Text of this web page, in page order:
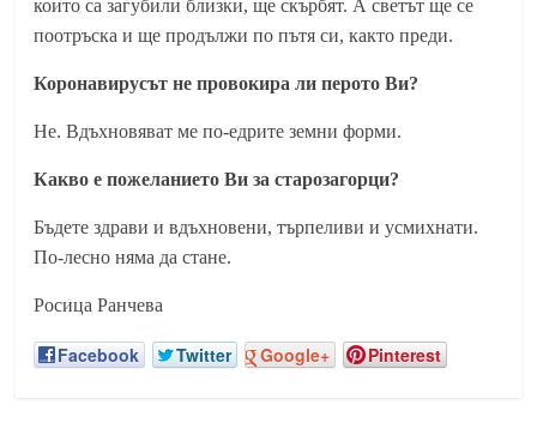
които са загубили близки, ще скърбят. А светът ще се
поотръска и ще продължи по пътя си, както преди.
Коронавирусът не провокира ли перото Ви?
Не. Вдъхновяват ме по-едрите земни форми.
Какво е пожеланието Ви за старозагорци?
Бъдете здрави и вдъхновени, търпеливи и усмихнати.
По-лесно няма да стане.
Росица Ранчева
Facebook Twitter Google+ Pinterest